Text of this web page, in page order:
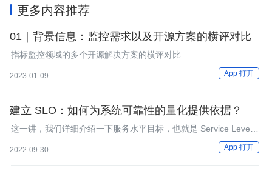
更多内容推荐
01｜背景信息：监控需求以及开源方案的横评对比
指标监控领域的多个开源解决方案的横评对比
2023-01-09 App 打开
建立 SLO：如何为系统可靠性的量化提供依据？
这一讲，我们详细介绍一下服务水平目标，也就是 Service Level
2022-09-30 App 打开